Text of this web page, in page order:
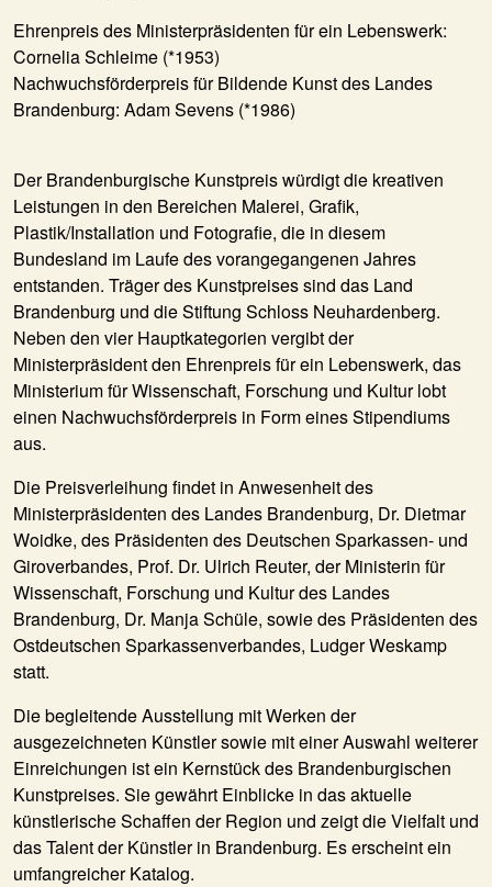
Ehrenpreis des Ministerpräsidenten für ein Lebenswerk:
Cornelia Schleime (*1953)
Nachwuchsförderpreis für Bildende Kunst des Landes
Brandenburg: Adam Sevens (*1986)
Der Brandenburgische Kunstpreis würdigt die kreativen
Leistungen in den Bereichen Malerei, Grafik,
Plastik/Installation und Fotografie, die in diesem
Bundesland im Laufe des vorangegangenen Jahres
entstanden. Träger des Kunstpreises sind das Land
Brandenburg und die Stiftung Schloss Neuhardenberg.
Neben den vier Hauptkategorien vergibt der
Ministerpräsident den Ehrenpreis für ein Lebenswerk, das
Ministerium für Wissenschaft, Forschung und Kultur lobt
einen Nachwuchsförderpreis in Form eines Stipendiums
aus.
Die Preisverleihung findet in Anwesenheit des
Ministerpräsidenten des Landes Brandenburg, Dr. Dietmar
Woidke, des Präsidenten des Deutschen Sparkassen- und
Giroverbandes, Prof. Dr. Ulrich Reuter, der Ministerin für
Wissenschaft, Forschung und Kultur des Landes
Brandenburg, Dr. Manja Schüle, sowie des Präsidenten des
Ostdeutschen Sparkassenverbandes, Ludger Weskamp
statt.
Die begleitende Ausstellung mit Werken der
ausgezeichneten Künstler sowie mit einer Auswahl weiterer
Einreichungen ist ein Kernstück des Brandenburgischen
Kunstpreises. Sie gewährt Einblicke in das aktuelle
künstlerische Schaffen der Region und zeigt die Vielfalt und
das Talent der Künstler in Brandenburg. Es erscheint ein
umfangreicher Katalog.